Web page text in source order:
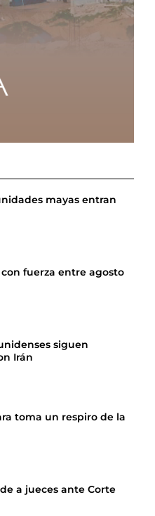
mayas entran
fuerza entre agosto
siguen
Irán
toma un respiro de la
a jueces ante Corte